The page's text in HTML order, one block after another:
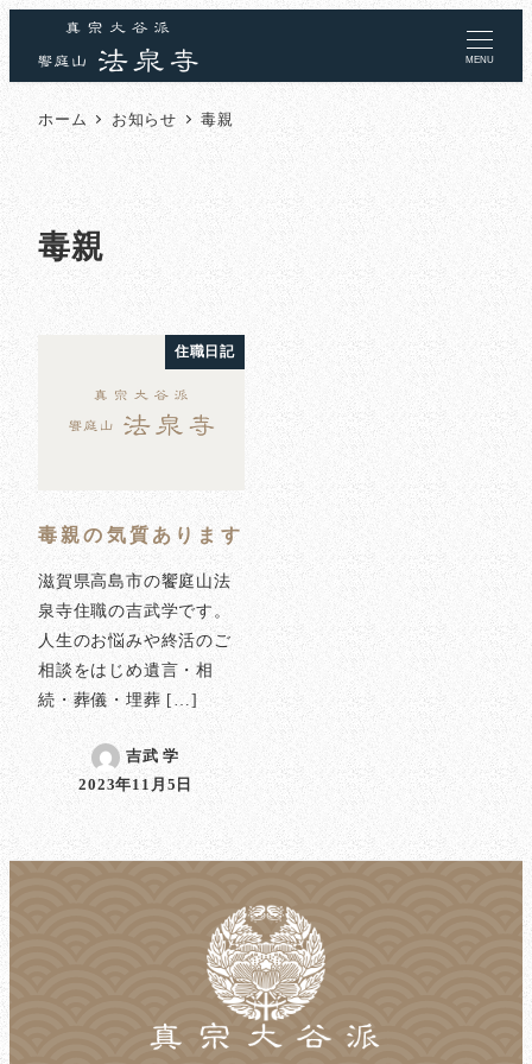
MENU
ホーム お知らせ 毒親
毒親
住職日記
毒親の気質あります
滋賀県高島市の饗庭山法
泉寺住職の吉武学です。
人生のお悩みや終活のご
相談をはじめ遺言・相
続・葬儀・埋葬 […]
吉武 学
投稿日
2023年11月5日